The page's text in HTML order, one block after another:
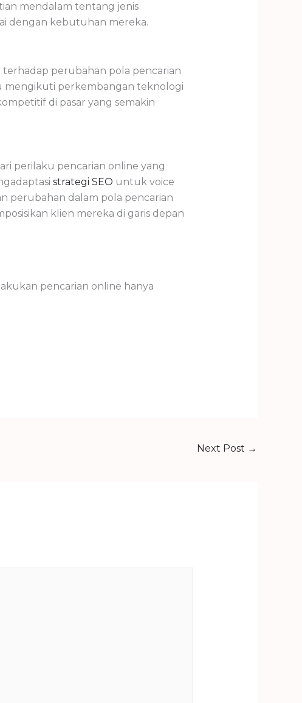
mendalam tentang jenis
dengan kebutuhan mereka.
perubahan pola pencarian
mengikuti perkembangan teknologi
di pasar yang semakin
perilaku pencarian online yang
strategi SEO untuk voice
perubahan dalam pola pencarian
klien mereka di garis depan
pencarian online hanya
Next Post →